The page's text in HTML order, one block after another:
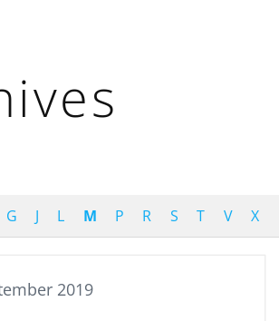
G J L M P R S T V X
2019